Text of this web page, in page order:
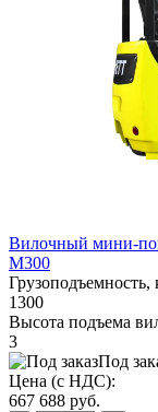
Вилочный мини-
M300
Грузоподъемность,
1300
Высота подъема
3
Под
Цена (с НДС):
667 688 руб.